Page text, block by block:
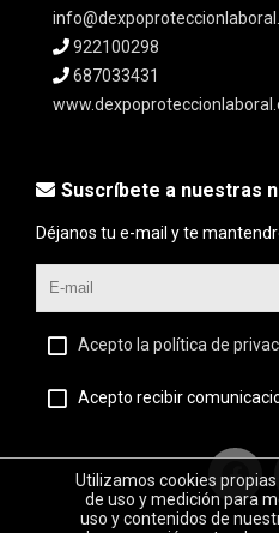
922100298
687033431
Suscríbete a nuestras
Déjanos tu e-mail y te
Acepto la política de
Acepto recibir
Utilizamos cookies
de uso y medición para
uso y contenidos de